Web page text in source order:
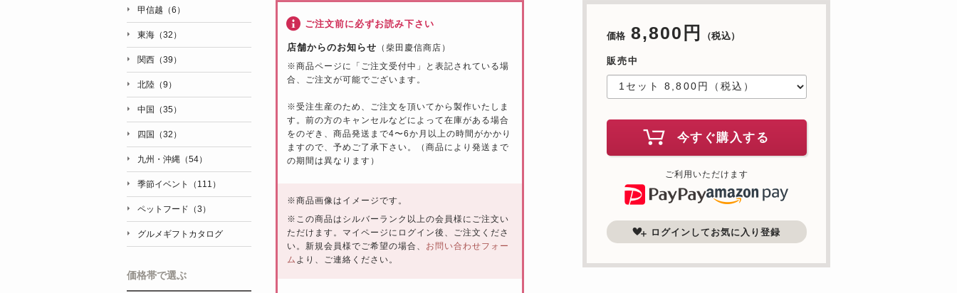
価格 8,800円 （税込）
販売中
今すぐ購入する
ご利用いただけます
ログインしてお気に入り登録
ご注文前に必ずお読み下さい
店舗からのお知らせ （柴田慶信商店）
※商品ページに「ご注文受付中」と表記されている場
合、ご注文が可能でございます。
※受注生産のため、ご注文を頂いてから製作いたしま
す。前の方のキャンセルなどによって在庫がある場合
をのぞき、 商品発送まで4〜6か月以上の時間がかかり
ますので、予めご了承下さい。（商品により発送まで
の期間は異なります）
※商品画像はイメージです。
※この商品はシルバーランク以上の会員様にご注文い
ただけます。マイページにログイン後、ご注文くださ
い。新規会員様でご希望の場合、 お問い合わせフォー
ム より、ご連絡ください。
甲信越（6）
東海（32）
関西（39）
北陸（9）
中国（35）
四国（32）
九州・沖縄（54）
季節イベント（111）
ペットフード（3）
グルメギフトカタログ
価格帯で選ぶ